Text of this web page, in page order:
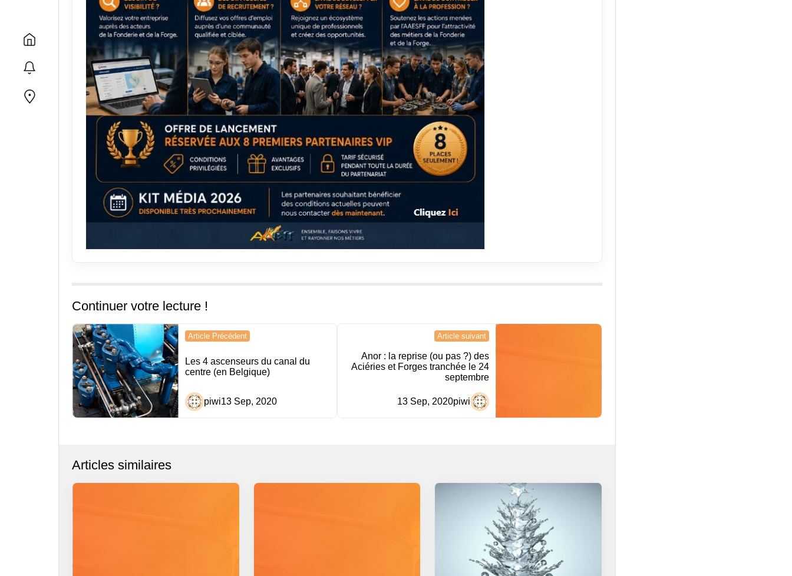
Continuer votre lecture !
Navigation
de
l’article
Article Précédent
Les 4 ascenseurs du canal du
centre (en Belgique)
piwi13 Sep, 2020
Article suivant
Anor : la reprise (ou pas ?) des
Aciéries et Forges tranchée le 24
septembre
piwi
13 Sep, 2020
Articles similaires